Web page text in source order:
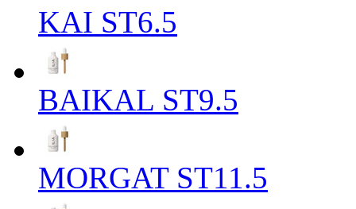
KAI ST6.5
BAIKAL ST9.5
MORGAT ST11.5